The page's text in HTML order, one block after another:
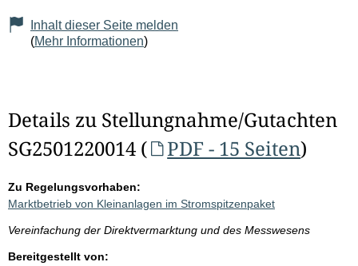
Inhalt dieser Seite melden
(Mehr Informationen)
Details zu Stellungnahme/Gutachten
SG2501220014 (
PDF - 15 Seiten)
Zu Regelungsvorhaben:
Marktbetrieb von Kleinanlagen im Stromspitzenpaket
Vereinfachung der Direktvermarktung und des Messwesens
Bereitgestellt von: